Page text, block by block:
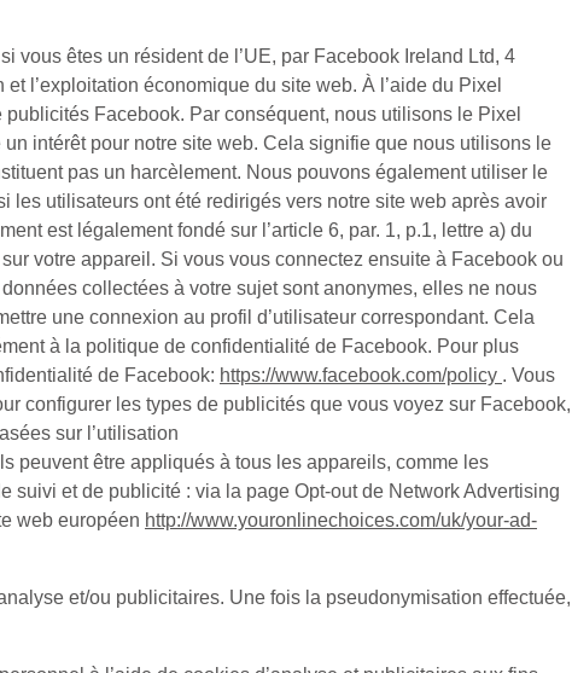
vous êtes un résident de l’UE, par Facebook Ireland Ltd, 4
l’exploitation économique du site web. À l’aide du Pixel
Facebook. Par conséquent, nous utilisons le Pixel
intérêt pour notre site web. Cela signifie que nous utilisons le
pas un harcèlement. Nous pouvons également utiliser le
les utilisateurs ont été redirigés vers notre site web après avoir
est légalement fondé sur l’article 6, par. 1, p.1, lettre a) du
votre appareil. Si vous vous connectez ensuite à Facebook ou
collectées à votre sujet sont anonymes, elles ne nous
une connexion au profil d’utilisateur correspondant. Cela
à la politique de confidentialité de Facebook. Pour plus
de Facebook: https://www.facebook.com/policy . Vous
configurer les types de publicités que vous voyez sur Facebook,
sur l’utilisation
peuvent être appliqués à tous les appareils, comme les
suivi et de publicité : via la page Opt-out de Network Advertising
web européen http://www.youronlinechoices.com/uk/your-ad-
et/ou publicitaires. Une fois la pseudonymisation effectuée,